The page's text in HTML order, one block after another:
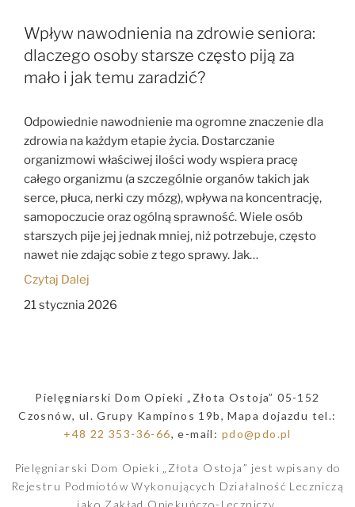
Wpływ nawodnienia na zdrowie seniora:
dlaczego osoby starsze często piją za
mało i jak temu zaradzić?
Odpowiednie nawodnienie ma ogromne znaczenie dla
zdrowia na każdym etapie życia. Dostarczanie
organizmowi właściwej ilości wody wspiera pracę
całego organizmu (a szczególnie organów takich jak
serce, płuca, nerki czy mózg), wpływa na koncentrację,
samopoczucie oraz ogólną sprawność. Wiele osób
starszych pije jej jednak mniej, niż potrzebuje, często
nawet nie zdając sobie z tego sprawy. Jak…
Czytaj Dalej
21 stycznia 2026
Pielęgniarski Dom Opieki „Złota Ostoja” 05-152
Czosnów, ul. Grupy Kampinos 19b, Mapa dojazdu tel.:
+48 22 353-36-66, e-mail: pdo@pdo.pl
Pielęgniarski Dom Opieki „Złota Ostoja” jest wpisany do
Rejestru Podmiotów Wykonujących Działalność Leczniczą
jako Zakład Opiekuńczo-Leczniczy.